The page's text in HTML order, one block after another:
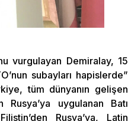
vurgulayan Demiralay, 15
subayları hapislerde”
tüm dünyanın gelişen
uygulanan Batı
Rusya’ya, Latin